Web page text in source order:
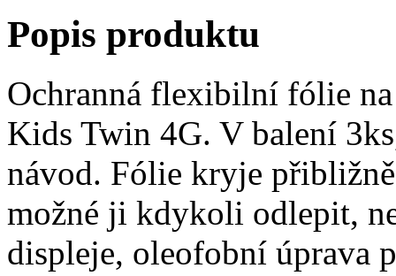
Popis produktu
Ochranná flexibilní fólie
Kids Twin 4G. V balení
návod. Fólie kryje
možné ji kdykoli odlepit,
displeje, oleofobní úprava